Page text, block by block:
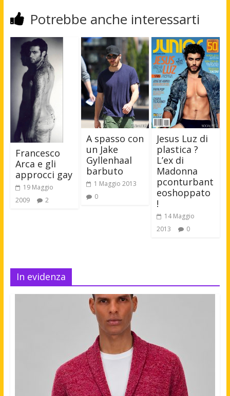
Potrebbe anche interessarti
Francesco
Arca e gli
approcci gay
19 Maggio
2009
2
A spasso con
un Jake
Gyllenhaal
barbuto
1 Maggio 2013
0
Jesus Luz di
plastica ?
L’ex di
Madonna
pconturbant
eoshoppato
!
14 Maggio
2013
0
In evidenza